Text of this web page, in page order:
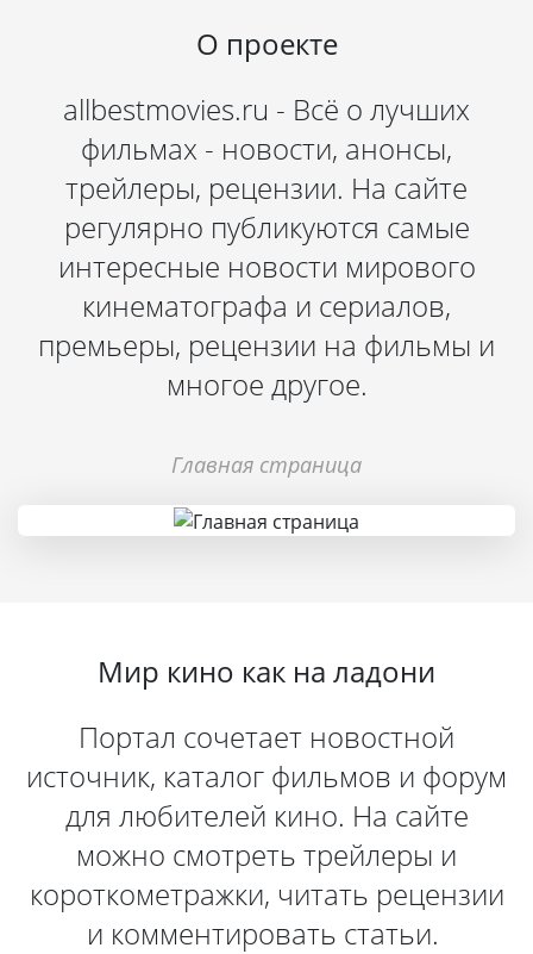
О проекте
allbestmovies.ru - Всё о лучших
фильмах - новости, анонсы,
трейлеры, рецензии. На сайте
регулярно публикуются самые
интересные новости мирового
кинематографа и сериалов,
премьеры, рецензии на фильмы и
многое другое.
Главная страница
Мир кино как на ладони
Портал сочетает новостной
источник, каталог фильмов и форум
для любителей кино. На сайте
можно смотреть трейлеры и
короткометражки, читать рецензии
и комментировать статьи.